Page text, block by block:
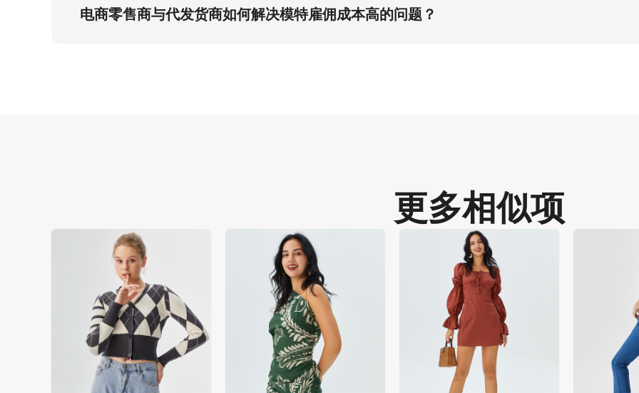
力。
电商零售商与代发货商如何解决模特雇佣成本高的问题？
更多相似项